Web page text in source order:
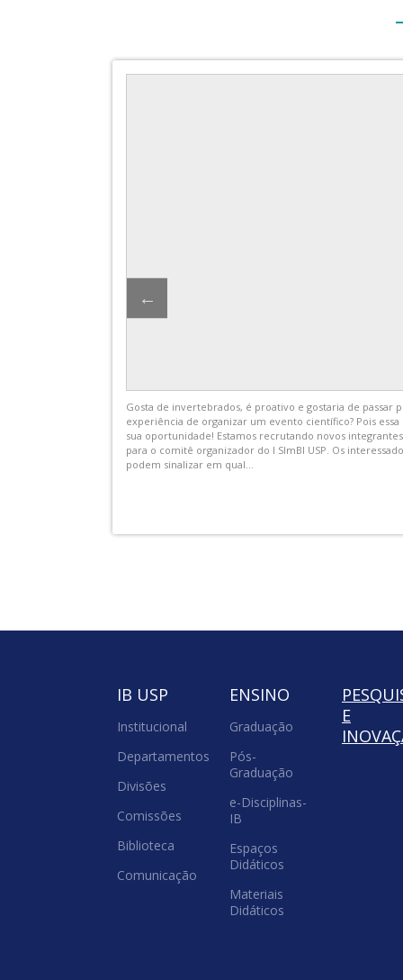
AEX-IB-00002.01 - Visitas Monitoradas no IB do Programa
e as Profissões”
As Visitas Monitoradas serão realizadas no IB-USP, com
duração média de 3 horas por período. Elas são
para que os vestibulandos possam conhecer melhor as
IB USP
Institucional
Departamentos
Divisões
Comissões
Biblioteca
Comunicação
ENSINO
Graduação
Pós-
Graduação
e-Disciplinas-
IB
Espaços
Didáticos
Materiais
Didáticos
E